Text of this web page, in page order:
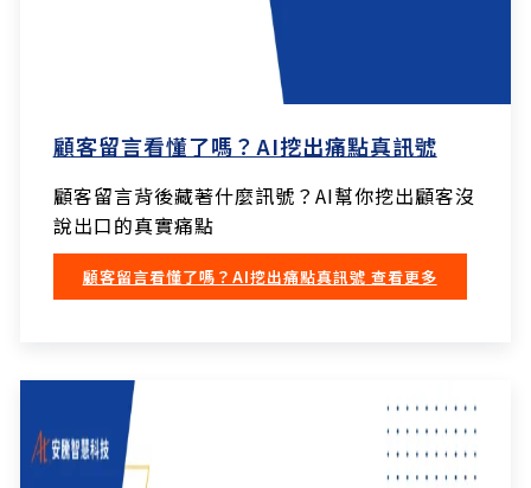
顧客留言看懂了嗎？AI挖出痛點真訊號
顧客留言背後藏著什麼訊號？AI幫你挖出顧客沒
說出口的真實痛點
顧客留言看懂了嗎？AI挖出痛點真訊號 查看更多